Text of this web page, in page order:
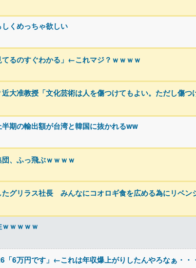
くめっちゃ欲しい
てるのすぐわかる」←これマジ？ｗｗｗｗ
大准教授「文化芸術は人を傷つけてもよい。ただし傷つ
期の輸出額が台湾と韓国に抜かれるww
、ふっ飛ぶｗｗｗｗ
たグリラス社長 みんなにコオロギ食を広める為にリベン
ｗｗｗｗ
6万円です」←これは年収爆上がりしたんやろなぁ・・